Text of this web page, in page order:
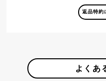
返品特約
よくあ